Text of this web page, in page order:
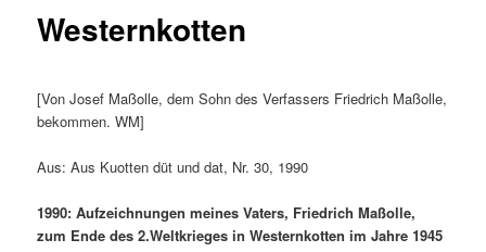
Westernkotten
[Von Josef Maßolle, dem Sohn des Verfassers Friedrich Maßolle,
bekommen. WM]
Aus: Aus Kuotten düt und dat, Nr. 30, 1990
1990: Aufzeichnungen meines Vaters, Friedrich Maßolle,
zum Ende des 2.Weltkrieges in Westernkotten im Jahre 1945